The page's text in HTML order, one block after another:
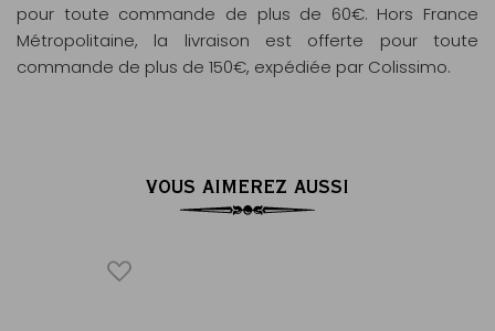
pour toute commande de plus de 60€. Hors France
Métropolitaine, la livraison est offerte pour toute
commande de plus de 150€, expédiée par Colissimo.
VOUS AIMEREZ AUSSI